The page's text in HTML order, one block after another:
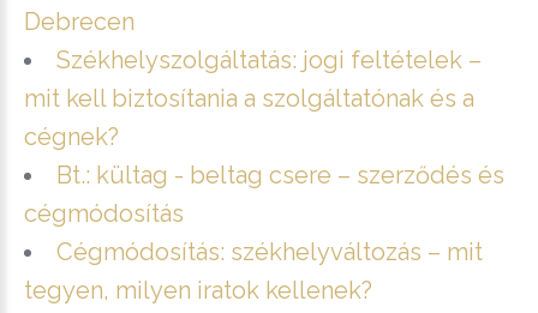
Debrecen
Székhelyszolgáltatás: jogi feltételek –
mit kell biztosítania a szolgáltatónak és a
cégnek?
Bt.: kültag - beltag csere – szerződés és
cégmódosítás
Cégmódosítás: székhelyváltozás – mit
tegyen, milyen iratok kellenek?